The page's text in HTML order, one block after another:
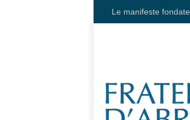
Le manifeste